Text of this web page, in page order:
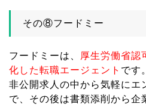
その⑧フードミー
フードミーは、
厚生労働省認
化した転職エージェント です。
非公開求人の中から気軽にエ
で、その後は書類添削から企